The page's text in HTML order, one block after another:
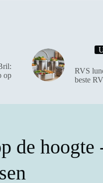
op
RVS
beste
de hoogte